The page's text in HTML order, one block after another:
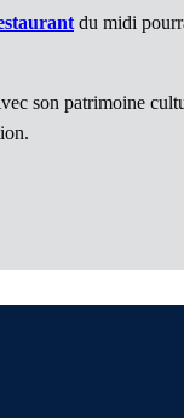
du midi
son patrimoine